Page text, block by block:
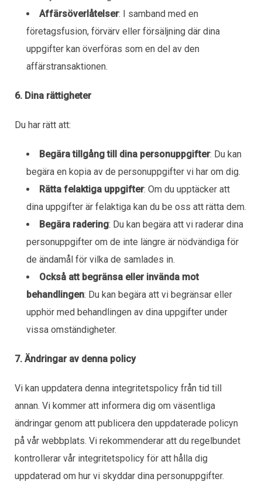
Affärsöverlåtelser: I samband med en
företagsfusion, förvärv eller försäljning där dina
uppgifter kan överföras som en del av den
affärstransaktionen.
6. Dina rättigheter
Du har rätt att:
Begära tillgång till dina personuppgifter: Du kan
begära en kopia av de personuppgifter vi har om dig.
Rätta felaktiga uppgifter: Om du upptäcker att
dina uppgifter är felaktiga kan du be oss att rätta dem.
Begära radering: Du kan begära att vi raderar dina
personuppgifter om de inte längre är nödvändiga för
de ändamål för vilka de samlades in.
Också att begränsa eller invända mot
behandlingen: Du kan begära att vi begränsar eller
upphör med behandlingen av dina uppgifter under
vissa omständigheter.
7. Ändringar av denna policy
Vi kan uppdatera denna integritetspolicy från tid till
annan. Vi kommer att informera dig om väsentliga
ändringar genom att publicera den uppdaterade policyn
på vår webbplats. Vi rekommenderar att du regelbundet
kontrollerar vår integritetspolicy för att hålla dig
uppdaterad om hur vi skyddar dina personuppgifter.